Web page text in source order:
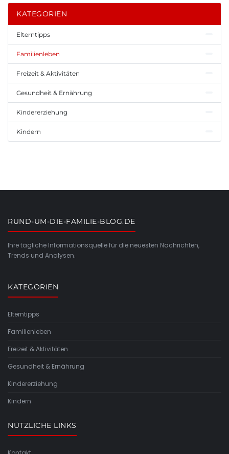
KATEGORIEN
Elterntipps
Familienleben
Freizeit & Aktivitäten
Gesundheit & Ernährung
Kindererziehung
Kindern
RUND-UM-DIE-FAMILIE-BLOG.DE
Ihre tägliche Informationsquelle für die neuesten Nachrichten,
Trends und Analysen.
KATEGORIEN
Elterntipps
Familienleben
Freizeit & Aktivitäten
Gesundheit & Ernährung
Kindererziehung
Kindern
NÜTZLICHE LINKS